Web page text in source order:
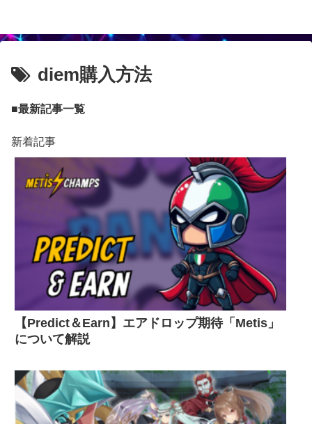
diem購入方法
■最新記事一覧
新着記事
【Predict＆Earn】エアドロップ期待「Metis」
について解説